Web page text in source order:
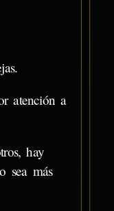
atención a
hay
sea más